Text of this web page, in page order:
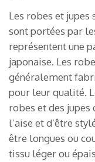
Les robes et jupes
sont portées par
représentent une
japonaise. Les
généralement
pour leur qualité.
robes et des
l’aise et d’être
être longues ou
tissu léger ou